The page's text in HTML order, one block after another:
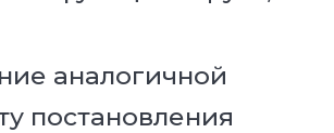
аналогичной
постановления